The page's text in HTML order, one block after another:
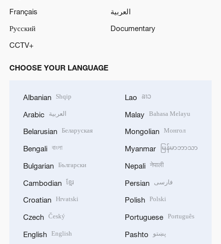
Français
العربية
Русский
Documentary
CCTV+
CHOOSE YOUR LANGUAGE
Albanian Shqip
Arabic العربية
Belarusian Беларуская
Bengali বাংলা
Bulgarian Български
Cambodian ខ្មែរ
Croatian Hrvatski
Czech Český
English English
Lao ລາວ
Malay Bahasa Melayu
Mongolian Монгол
Myanmar မြန်မာဘာသာ
Nepali नेपाली
Persian فارسی
Polish Polski
Portuguese Português
Pashto پښتو